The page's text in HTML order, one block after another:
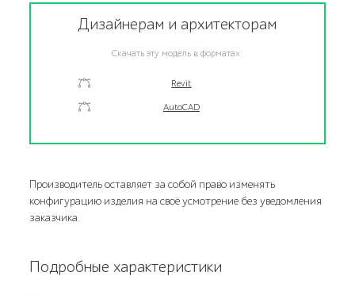
Дизайнерам и архитекторам
Скачать эту модель в форматах:
Revit
AutoCAD
Производитель оставляет за собой право изменять
конфигурацию изделия на своё усмотрение без уведомления
заказчика.
Подробные характеристики